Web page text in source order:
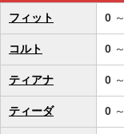
フィット 0 ～
コルト 0 ～
ティアナ 0 ～
ティーダ 0 ～